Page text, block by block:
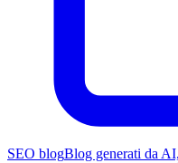
SEO blogBlog generati da